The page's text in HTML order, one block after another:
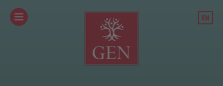
EN